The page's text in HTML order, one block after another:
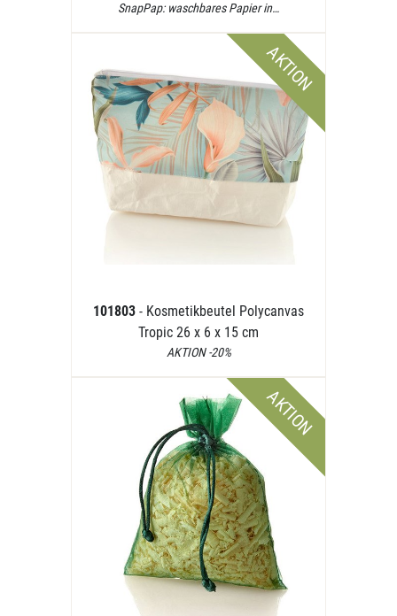
SnapPap: waschbares Papier in…
AKTION
101803 - Kosmetikbeutel Polycanvas
Tropic 26 x 6 x 15 cm
AKTION -20%
AKTION